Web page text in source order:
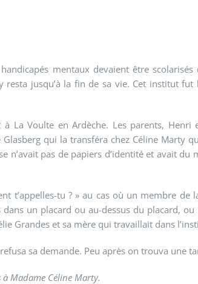
mentaux devaient être
jusqu’à la fin de sa vie. Cet institut
La Voulte en Ardèche. Les parents,
qui la transféra chez Céline Marty
pas de papiers d’identité et avait
tu ? » au cas où un membre de
un placard ou au-dessus du placard,
Grandes et sa mère qui travaillait dans
sa demande. Peu après on trouva une
à Madame Céline Marty.